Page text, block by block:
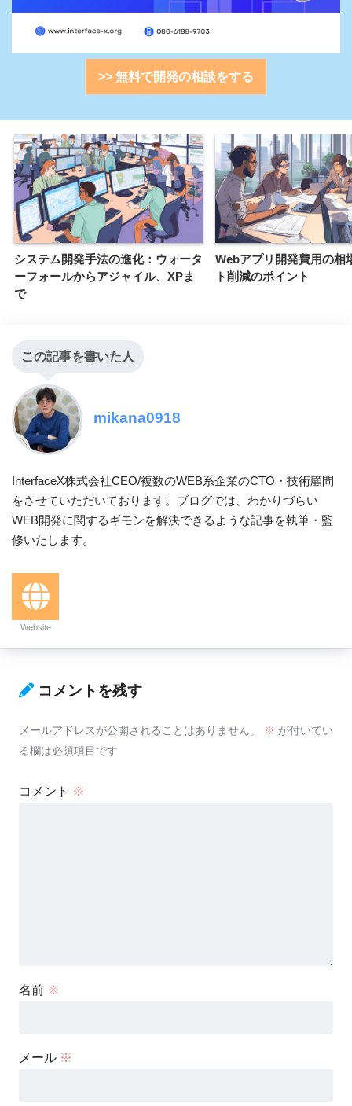
>> 無料で開発の相談をする
システム開発手法の進化：ウォータ
ーフォールからアジャイル、XPま
で
Webアプリ開発費用の相
ト削減のポイント
この記事を書いた人
mikana0918
InterfaceX株式会社CEO/複数のWEB系企業のCTO・技術顧問
をさせていただいております。ブログでは、わかりづらい
WEB開発に関するギモンを解決できるような記事を執筆・監
修いたします。
Website
コメントを残す
メールアドレスが公開されることはありません。 ※ が付いてい
る欄は必須項目です
コメント ※
名前 ※
メール ※